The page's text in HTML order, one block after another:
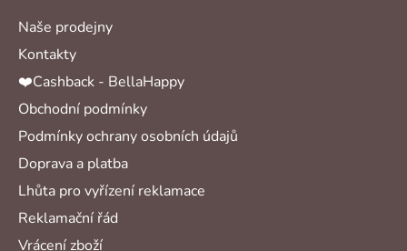
Naše prodejny
Kontakty
❤️Cashback - BellaHappy
Obchodní podmínky
Podmínky ochrany osobních údajů
Doprava a platba
Lhůta pro vyřízení reklamace
Reklamační řád
Vrácení zboží